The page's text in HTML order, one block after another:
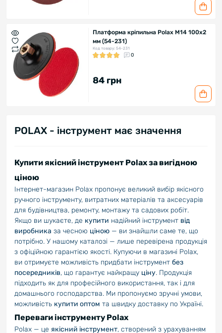
Платформа кріпильна Polax М14 100х2
мм (54-231)
Код товару: 54-231
0
84 грн
POLAX - інструмент має значення
Купити якісний інструмент Polax за вигідною
ціною
Інтернет-магазин Polax пропонує великий вибір якісного
ручного інструменту, витратних матеріалів та аксесуарів
для будівництва, ремонту, монтажу та садових робіт.
Якщо ви шукаєте, де купити надійний інструмент від
виробника за чесною ціною — ви знайшли саме те, що
потрібно. У нашому каталозі — лише перевірена продукція
з офіційною гарантією якості. Купуючи в магазині Polax,
ви отримуєте можливість придбати інструмент без
посередників, що гарантує найкращу ціну. Продукція
підходить як для професійного використання, так і для
домашнього господарства. Ми пропонуємо зручні умови,
можливість купити оптом та швидку доставку по Україні.
Переваги інструменту Polax
Polax — це якісний інструмент, створений з урахуванням